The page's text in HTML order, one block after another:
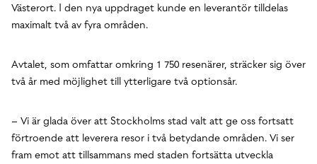
Västerort. I den nya uppdraget kunde en leverantör tilldelas
maximalt två av fyra områden.
Avtalet, som omfattar omkring 1 750 resenärer, sträcker sig över
två år med möjlighet till ytterligare två optionsår.
– Vi är glada över att Stockholms stad valt att ge oss fortsatt
förtroende att leverera resor i två betydande områden. Vi ser
fram emot att tillsammans med staden fortsätta utveckla